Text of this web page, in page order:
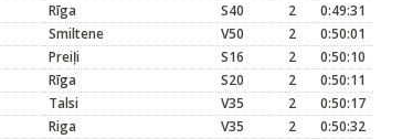
Rīga S40 2
0:49:31
Smiltene V50 2
0:50:01
Preiļi S16 2
0:50:10
Rīga S20 2
0:50:11
Talsi V35 2
0:50:17
Riga V35 2
0:50:32